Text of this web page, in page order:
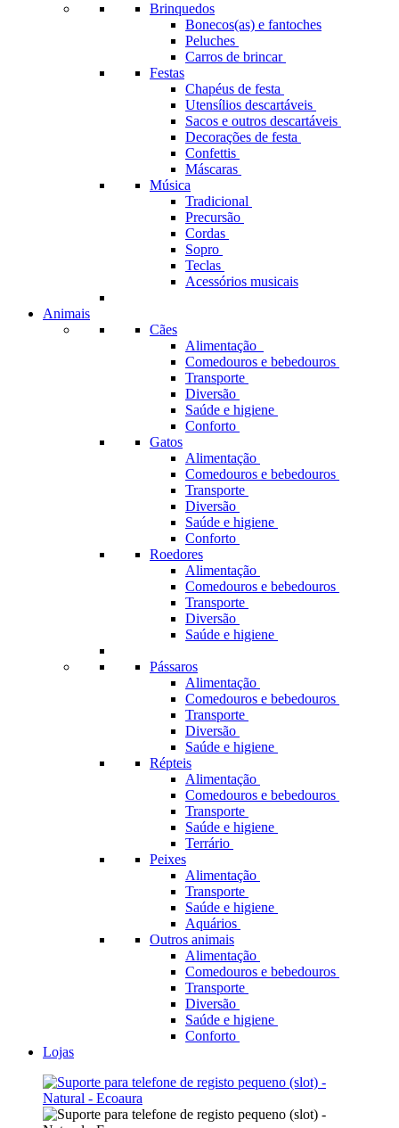
Brinquedos
Bonecos(as) e fantoches
Peluches
Carros de brincar
Festas
Chapéus de festa
Utensílios descartáveis
Sacos e outros descartáveis
Decorações de festa
Confettis
Máscaras
Música
Tradicional
Precursão
Cordas
Sopro
Teclas
Acessórios musicais
Animais
Cães
Alimentação
Comedouros e bebedouros
Transporte
Diversão
Saúde e higiene
Conforto
Gatos
Alimentação
Comedouros e bebedouros
Transporte
Diversão
Saúde e higiene
Conforto
Roedores
Alimentação
Comedouros e bebedouros
Transporte
Diversão
Saúde e higiene
Pássaros
Alimentação
Comedouros e bebedouros
Transporte
Diversão
Saúde e higiene
Répteis
Alimentação
Comedouros e bebedouros
Transporte
Saúde e higiene
Terrário
Peixes
Alimentação
Transporte
Saúde e higiene
Aquários
Outros animais
Alimentação
Comedouros e bebedouros
Transporte
Diversão
Saúde e higiene
Conforto
Lojas